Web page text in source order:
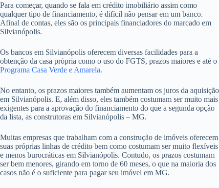
Para começar, quando se fala em crédito imobiliário assim como
qualquer tipo de financiamento, é difícil não pensar em um banco.
Afinal de contas, eles são os principais financiadores do marcado em
Silvianópolis.
Os bancos em Silvianópolis oferecem diversas facilidades para a
obtenção da casa própria como o uso do FGTS, prazos maiores e até o
Programa Casa Verde e Amarela.
No entanto, os prazos maiores também aumentam os juros da aquisição
em Silvianópolis. E, além disso, eles também costumam ser muito mais
exigentes para a aprovação do financiamento do que a segunda opção
da lista, as construtoras em Silvianópolis – MG.
Muitas empresas que trabalham com a construção de imóveis oferecem
suas próprias linhas de crédito bem como costumam ser muito flexíveis
e menos burocráticas em Silvianópolis. Contudo, os prazos costumam
ser bem menores, girando em torno de 60 meses, o que na maioria dos
casos não é o suficiente para pagar seu imóvel em MG.